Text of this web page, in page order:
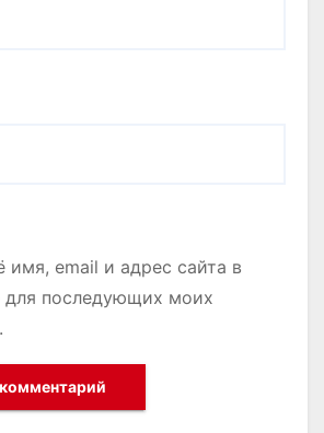
имя, email и адрес сайта в
для последующих моих